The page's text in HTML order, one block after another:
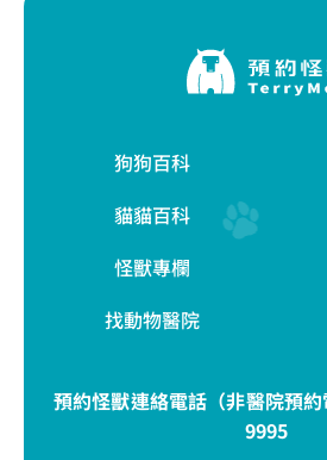
狗狗百科
貓貓百科
怪獸專欄
找動物醫院
預約怪獸連絡電話（非醫院預約
9995